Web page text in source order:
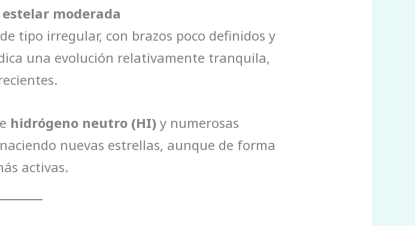
moderada
tipo irregular, con brazos poco definidos y
una evolución relativamente tranquila,
hidrógeno neutro (HI)y numerosas
nuevas estrellas, aunque de forma
activas.